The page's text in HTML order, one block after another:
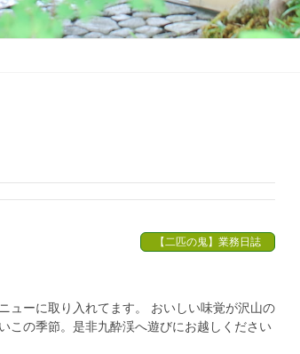
【二匹の鬼】業務日誌
ューに取り入れてます。 おいしい味覚が沢山の
この季節。是非九酔渓へ遊びにお越しください